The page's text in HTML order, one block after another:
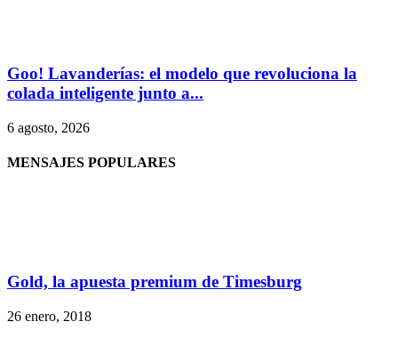
Goo! Lavanderías: el modelo que revoluciona la
colada inteligente junto a...
6 agosto, 2026
MENSAJES POPULARES
Gold, la apuesta premium de Timesburg
26 enero, 2018